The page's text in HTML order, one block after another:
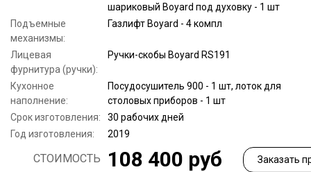
шариковый Boyard под духовку - 1 шт
Подъемные
механизмы:
Газлифт Boyard - 4 компл
Лицевая
фурнитура (ручки):
Ручки-скобы Boyard RS191
Кухонное
наполнение:
Посудосушитель 900 - 1 шт, лоток для
столовых приборов - 1 шт
Срок изготовления:
30 рабочих дней
Год изготовления:
2019
СТОИМОСТЬ 108 400 руб Заказать